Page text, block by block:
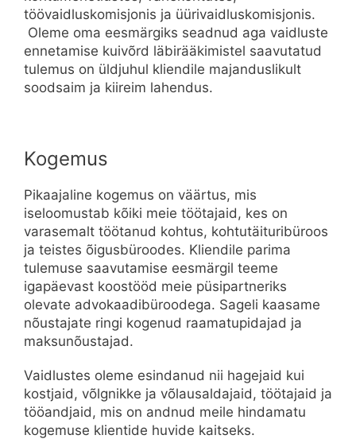
töövaidluskomisjonis ja üürivaidluskomisjonis.
Oleme oma eesmärgiks seadnud aga vaidluste
ennetamise kuivõrd läbirääkimistel saavutatud
tulemus on üldjuhul kliendile majanduslikult
soodsaim ja kiireim lahendus.
Kogemus
Pikaajaline kogemus on väärtus, mis
iseloomustab kõiki meie töötajaid, kes on
varasemalt töötanud kohtus, kohtutäituribüroos
ja teistes õigusbüroodes. Kliendile parima
tulemuse saavutamise eesmärgil teeme
igapäevast koostööd meie püsipartneriks
olevate advokaadibüroodega. Sageli kaasame
nõustajate ringi kogenud raamatupidajad ja
maksunõustajad.
Vaidlustes oleme esindanud nii hagejaid kui
kostjaid, võlgnikke ja võlausaldajaid, töötajaid ja
tööandjaid, mis on andnud meile hindamatu
kogemuse klientide huvide kaitseks.